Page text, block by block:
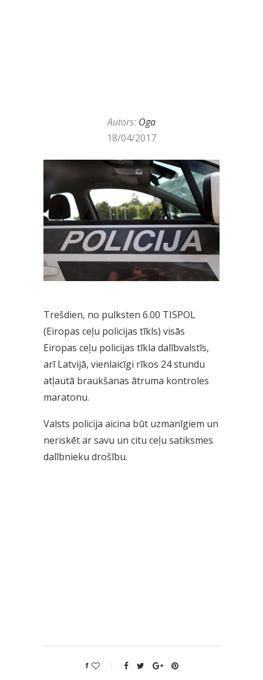
Autors: Oga
18/04/2017
Trešdien, no pulksten 6.00 TISPOL
(Eiropas ceļu policijas tīkls) visās
Eiropas ceļu policijas tīkla dalībvalstīs,
arī Latvijā, vienlaicīgi rīkos 24 stundu
atļautā braukšanas ātruma kontroles
maratonu.
Valsts policija aicina būt uzmanīgiem un
neriskēt ar savu un citu ceļu satiksmes
dalībnieku drošību.
1